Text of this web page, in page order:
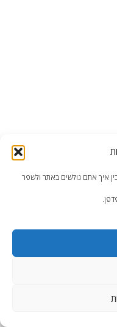
איך אתם גולשים באתר ולשפר
WordPress